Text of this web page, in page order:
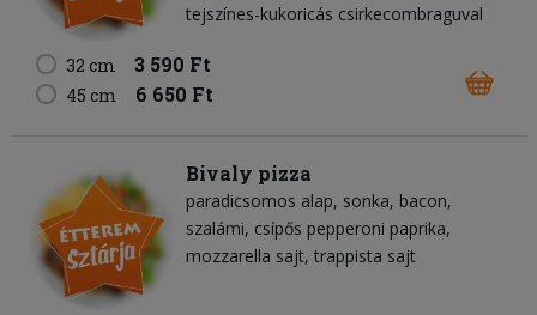
tejszínes-kukoricás csirkecombraguval
32 cm 3 590 Ft
45 cm 6 650 Ft
Bivaly pizza
paradicsomos alap sonka bacon
szalámi csípős pepperoni paprika
mozzarella sajt trappista sajt